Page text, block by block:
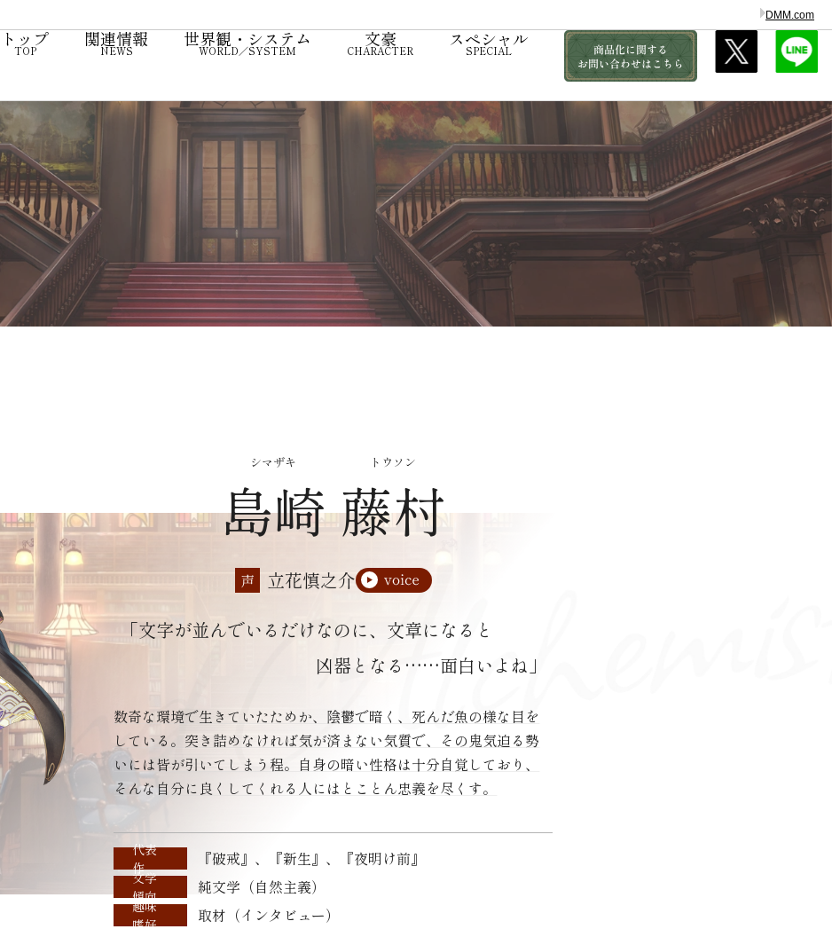
DMM.com
トップ 関連情報 世界観・システム 文豪 スペシャル
島崎
シマザキ
藤村
トウソン
声
立花慎之介
「文字が並んでいるだけなのに、文章になると
凶器となる……面白いよね」
数奇な環境で生きていたためか、陰鬱で暗く、死んだ魚の様な目を
している。突き詰めなければ気が済まない気質で、その鬼気迫る勢
いには皆が引いてしまう程。自身の暗い性格は十分自覚しており、
そんな自分に良くしてくれる人にはとことん忠義を尽くす。
代表
作
『破戒』、『新生』、『夜明け前』
文学
傾向
純文学（自然主義）
趣味
嗜好
取材（インタビュー）